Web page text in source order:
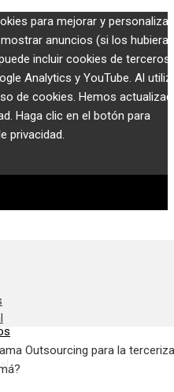
para mejorar y
anuncios (si los hubiera).
incluir cookies de terceros,
Analytics y YouTube. Al
de cookies. Hemos
Haga clic en el botón para
privacidad.
Outsourcing para la